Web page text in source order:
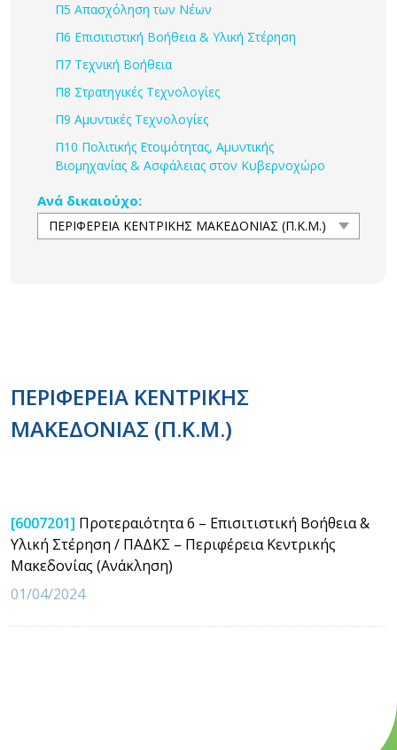
Π5 Απασχόληση των Νέων
Π6 Επισιτιστική Βοήθεια & Υλική Στέρηση
Π7 Τεχνική Βοήθεια
Π8 Στρατηγικές Τεχνολογίες
Π9 Αμυντικές Τεχνολογίες
Π10 Πολιτικής Ετοιμότητας, Αμυντικής
Βιομηχανίας & Ασφάλειας στον Κυβερνοχώρο
Ανά δικαιούχο:
ΠΕΡΙΦΕΡΕΙΑ ΚΕΝΤΡΙΚΗΣ
ΜΑΚΕΔΟΝΙΑΣ (Π.Κ.Μ.)
[6007201] Προτεραιότητα 6 – Επισιτιστική Βοήθεια &
Υλική Στέρηση / ΠΑΔΚΣ – Περιφέρεια Κεντρικής
Μακεδονίας (Ανάκληση)
01/04/2024